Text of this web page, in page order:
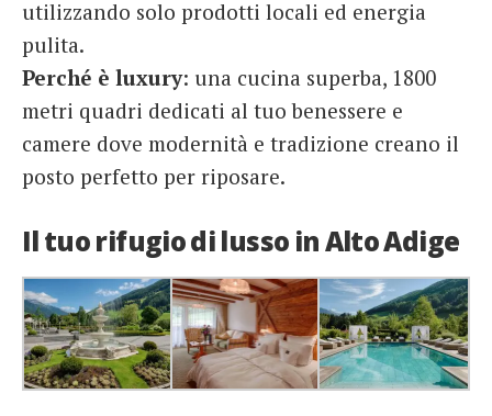
utilizzando solo prodotti locali ed energia
pulita.
Perché è luxury: una cucina superba, 1800
metri quadri dedicati al tuo benessere e
camere dove modernità e tradizione creano il
posto perfetto per riposare.
Il tuo rifugio di lusso in Alto Adige